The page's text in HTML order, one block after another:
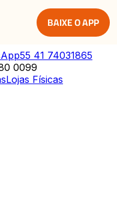
BAIXE O APP
55 41 74031865
0099
Lojas Físicas